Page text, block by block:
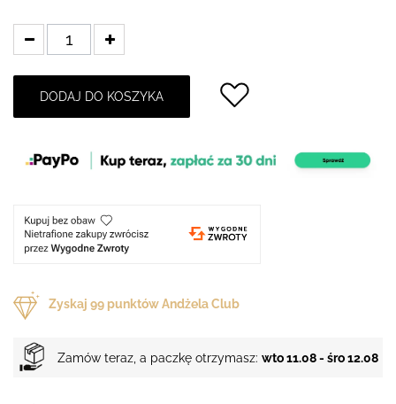
DODAJ DO KOSZYKA
Zyskaj 99 punktów Andżela Club
Zamów teraz, a paczkę otrzymasz: wto 11.08 - śro 12.08